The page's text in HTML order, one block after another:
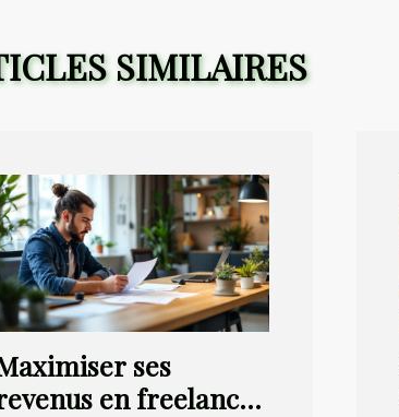
SIMILAIRES
ses
en freelance :